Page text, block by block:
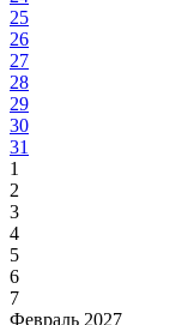
25
26
27
28
29
30
31
1
2
3
4
5
6
7
Февраль 2027